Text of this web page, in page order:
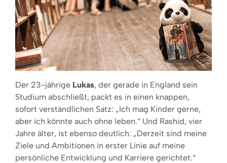
Der 23-jährige Lukas, der gerade in England sein
Studium abschließt, packt es in einen knappen,
sofort verständlichen Satz: „Ich mag Kinder gerne,
aber ich könnte auch ohne leben.“ Und Rashid, vier
Jahre älter, ist ebenso deutlich: „Derzeit sind meine
Ziele und Ambitionen in erster Linie auf meine
persönliche Entwicklung und Karriere gerichtet.“